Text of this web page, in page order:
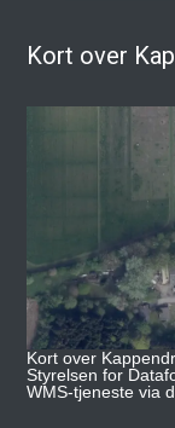
Kort over
Kort over
Styrelsen for
WMS-tjeneste via